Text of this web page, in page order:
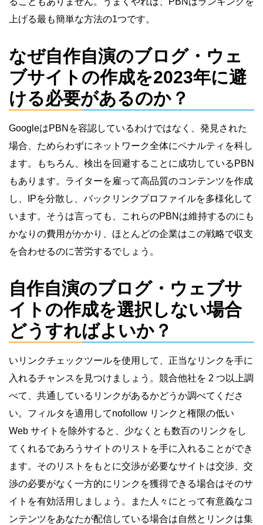
上げる最も簡単な方法の1つです。
なぜ自作自演のブログ・ウェ
ブサイトの作成を2023年に避
ける必要があるのか？
GoogleはPBNを容認しているわけではなく、発見された
場合、ためらわずにネットワーク全体にペナルティを科し
ます。もちろん、検出を回避することに成功しているPBN
もあります。ライターを雇って高品質のコンテンツを作成
し、IPを分散し、バックリンクプロファイルを多様化して
います。そうは言っても、これらのPBNは維持するのにも
かなりの費用がかかり、ほとんどの企業はこの戦略で収支
を合わせるのに苦労するでしょう。
自作自演のブログ・ウェブサ
イトの作成を選択しない場合
どうすればよいか？
いリンクチェックツールを使用して、正当なリンクを手に
入れるチャンスを見つけましょう。競合他社を 2 つ以上調
べて、共通しているリンクがあるかどうか調べてくださ
い。フィルタを適用してnofollow リンクと権限の低い
Web サイトを除外すると、少なくとも数百のリンクをし
てくれるであろうサイトのリストを手に入れることができ
ます。そのリストをもとに交渉が必要なサイトは交渉、交
渉の必要がなく一方的にリンクを獲得できる場合はそのサ
イトを有効活用しましょう。また人々にとって有意義なコ
ンテンツをあなたが配信している場合は自然とリンクは集